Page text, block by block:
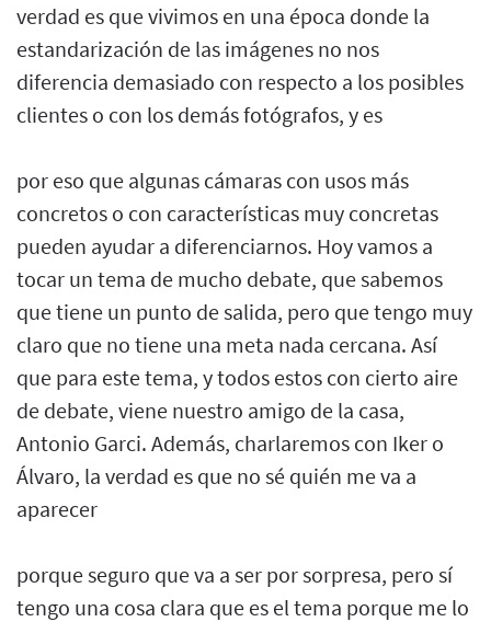
verdad es que vivimos en una época donde la
estandarización de las imágenes no nos
diferencia demasiado con respecto a los posibles
clientes o con los demás fotógrafos, y es
por eso que algunas cámaras con usos más
concretos o con características muy concretas
pueden ayudar a diferenciarnos. Hoy vamos a
tocar un tema de mucho debate, que sabemos
que tiene un punto de salida, pero que tengo muy
claro que no tiene una meta nada cercana. Así
que para este tema, y todos estos con cierto aire
de debate, viene nuestro amigo de la casa,
Antonio Garci. Además, charlaremos con Iker o
Álvaro, la verdad es que no sé quién me va a
aparecer
porque seguro que va a ser por sorpresa, pero sí
tengo una cosa clara que es el tema porque me lo